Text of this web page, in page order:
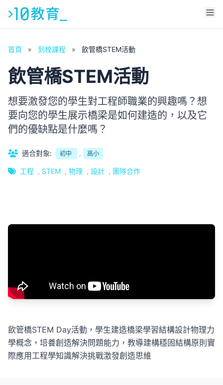
首頁 » 到校課程 » 飲管橋STEM活動
飲管橋STEM活動
想要激發您的學生對工程師職業的興趣嗎？想
要向您的學生展示橋梁是如何建造的，以及它
們的優缺點是什麼嗎？
適合對象: 初中 , 高小
工程 , STEM , 物理 , 設計 , 團隊合作
飲管橋STEM Day活動，學生建造橋梁學習結構設計物理力
學概念，培養創造解決問題能力，教導建構穩固結構原則實
際應用工程學知識解決挑戰激發創造思維